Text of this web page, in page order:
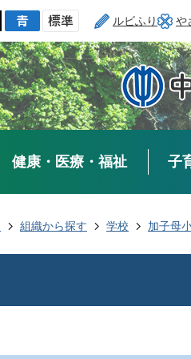
ルビふり や
健康・医療・福祉 子
組織から探す 学校 加子母